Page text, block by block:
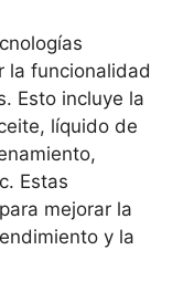
la funcionalidad
Esto incluye la
líquido de
Estas
mejorar la
y la